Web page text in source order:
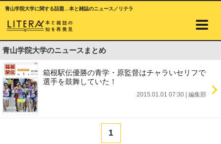
青山学院大学に関する話題…本と雑誌のニュース／リテラ
青山学院大学のニュースまとめ
箱根駅伝優勝の青学・原監督はチャラいセリフで
選手を鼓舞していた！
2015.01.01 07:30 編集部
1